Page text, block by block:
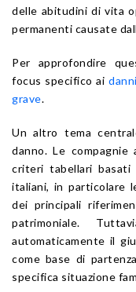
delle abitudini di vita
permanenti causate
Per approfondire
focus specifico ai
grave.
Un altro tema
danno. Le compagnie
criteri tabellari basati
italiani, in particolare
dei principali
patrimoniale.
automaticamente il
come base di
specifica situazione